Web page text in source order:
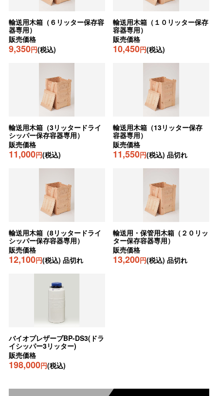
輸送用木箱（６リッター保存容
器専用）
販売価格
9,350円(税込)
輸送用木箱（１０リッター保存
容器専用）
販売価格
10,450円(税込)
輸送用木箱（3リッタードライ
シッパー保存容器専用）
販売価格
11,000円(税込)
輸送用木箱（13リッター保存
容器専用）
販売価格
11,550円(税込) 品切れ
輸送用木箱（8リッタードライ
シッパー保存容器専用）
販売価格
12,100円(税込) 品切れ
輸送用・保管用木箱（２０リッ
ター保存容器専用）
販売価格
13,200円(税込) 品切れ
バイオプレザーブBP-DS3(ドラ
イシッパー3リッター)
販売価格
198,000円(税込)